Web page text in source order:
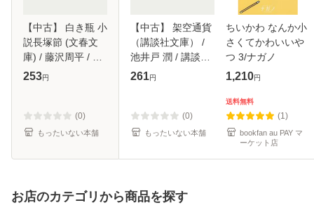
【中古】 白き瓶 小
説長塚節 (文春文
庫) / 藤沢周平 / 文
芸春秋 [文庫]【メ
253円
(0)
もったいない本舗
【中古】 架空通貨
（講談社文庫） /
池井戸 潤 / 講談社
[文庫]【メール便送
261円
(0)
もったいない本舗
ちいかわ なんか小
さくてかわいいや
つ 3/ナガノ
1,210円
送料無料
(1)
bookfan au PAY マ
ーケット店
お店のカテゴリから商品を探す